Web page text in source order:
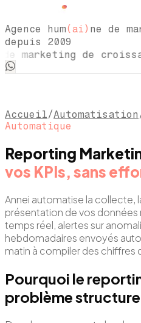
Agence hum(ai) ne de
depuis 2009
marketing de
Accueil/Automatisation
Automatique
Reporting
vos KPIs, sans
Annei automatise la collecte,
présentation de vos
temps réel, alertes sur
hebdomadaires envoyés
matin à compiler des chiffres
Pourquoi le
problème